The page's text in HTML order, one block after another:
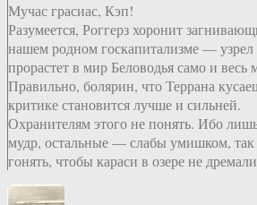
Мучас грасиас, Кэп!
Разумеется, Роггерз хоронит
нашем родном госкапитализме — узрел
прорастет в мир Беловодья само и весь
Правильно, болярин, что Террана
критике становится лучше и сильней.
Охранителям этого не понять. Ибо
мудр, остальные — слабы умишком,
гонять, чтобы караси в озере не